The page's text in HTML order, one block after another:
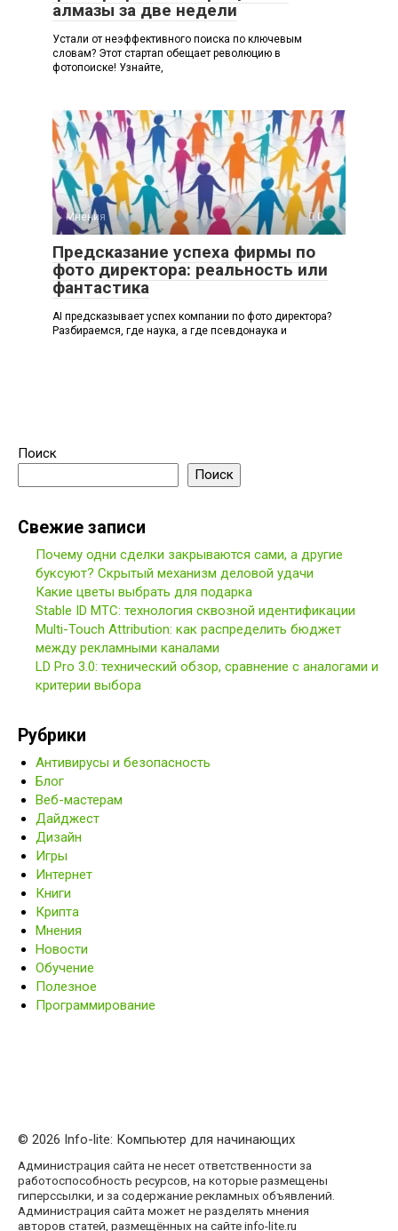
алмазы за две недели
Устали от неэффективного поиска по ключевым
словам? Этот стартап обещает революцию в
фотопоиске! Узнайте,
Мнения 0
Предсказание успеха фирмы по
фото директора: реальность или
фантастика
AI предсказывает успех компании по фото директора?
Разбираемся, где наука, а где псевдонаука и
Поиск
Поиск
Свежие записи
Почему одни сделки закрываются сами, а другие
буксуют? Скрытый механизм деловой удачи
Какие цветы выбрать для подарка
Stable ID МТС: технология сквозной идентификации
Multi-Touch Attribution: как распределить бюджет
между рекламными каналами
LD Pro 3.0: технический обзор, сравнение с аналогами и
критерии выбора
Рубрики
Антивирусы и безопасность
Блог
Веб-мастерам
Дайджест
Дизайн
Игры
Интернет
Книги
Крипта
Мнения
Новости
Обучение
Полезное
Программирование
© 2026 Info-lite: Компьютер для начинающих
Администрация сайта не несет ответственности за
работоспособность ресурсов, на которые размещены
гиперссылки, и за содержание рекламных объявлений.
Администрация сайта может не разделять мнения
авторов статей, размещённых на сайте info-lite.ru